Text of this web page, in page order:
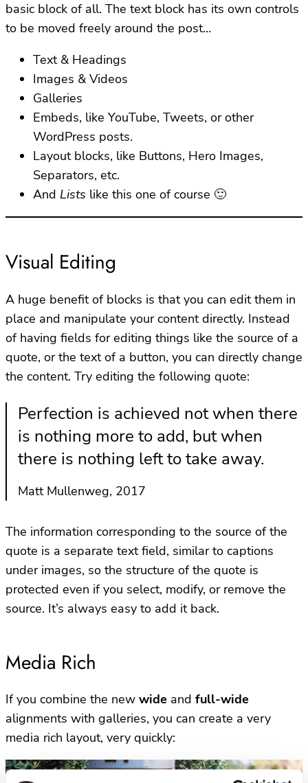
basic block of all. The text block has its own controls
to be moved freely around the post…
Text & Headings
Images & Videos
Galleries
Embeds, like YouTube, Tweets, or other
WordPress posts.
Layout blocks, like Buttons, Hero Images,
Separators, etc.
And Lists like this one of course 🙂
Visual Editing
A huge benefit of blocks is that you can edit them in
place and manipulate your content directly. Instead
of having fields for editing things like the source of a
quote, or the text of a button, you can directly change
the content. Try editing the following quote:
Perfection is achieved not when there
is nothing more to add, but when
there is nothing left to take away.
Matt Mullenweg, 2017
The information corresponding to the source of the
quote is a separate text field, similar to captions
under images, so the structure of the quote is
protected even if you select, modify, or remove the
source. It’s always easy to add it back.
Media Rich
If you combine the new wide and full-wide
alignments with galleries, you can create a very
media rich layout, very quickly: